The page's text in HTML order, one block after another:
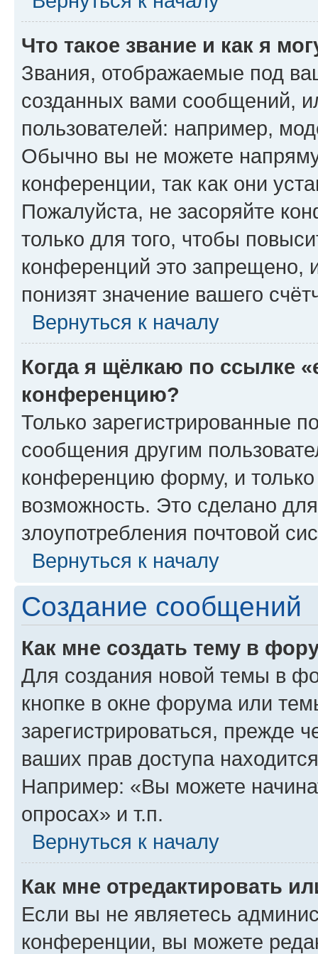
Что такое звание и как я
Звания, отображаемые под
созданных вами сообщений,
пользователей: например,
Обычно вы не можете
конференции, так как они
Пожалуйста, не засоряйте
только для того, чтобы
конференций это запрещено,
понизят значение вашего
Вернуться к началу
Когда я щёлкаю по ссылке
конференцию?
Только зарегистрированные
сообщения другим
конференцию форму, и
возможность. Это сделано
злоупотребления почтовой
Вернуться к началу
Создание сообщений
Как мне создать тему в
Для создания новой темы в
кнопке в окне форума или
зарегистрироваться, прежде
ваших прав доступа
Например: «Вы можете
опросах» и т.п.
Вернуться к началу
Как мне отредактировать
Если вы не являетесь
конференции, вы можете